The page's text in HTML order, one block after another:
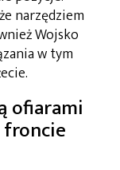
narzędziem
Wojsko
w tym
ofiarami